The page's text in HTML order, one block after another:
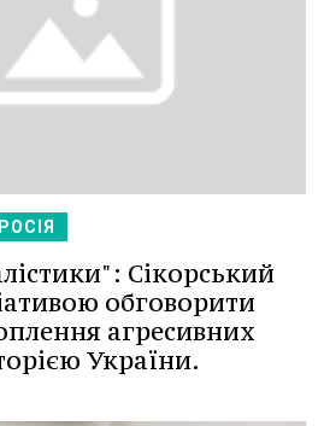
РОСІЯ
Сікорський
обговорити
агресивних
України.